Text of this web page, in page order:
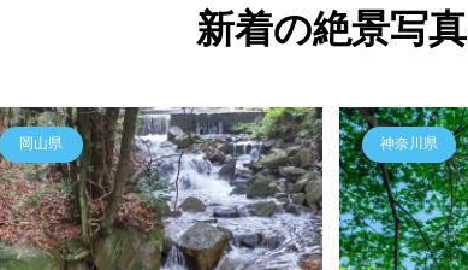
新着の絶景写真
岡山県 神奈川県